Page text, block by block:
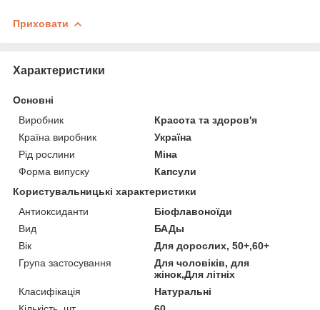
Приховати
Характеристики
Основні
Виробник
Красота та здоров'я
Країна виробник
Україна
Рід рослини
Міна
Форма випуску
Капсули
Користувальницькі характеристики
Антиоксиданти
Біофлавоноїди
Вид
БАДы
Вік
Для дорослих, 50+,60+
Група застосування
Для чоловіків, для
жінок,Для літніх
Класифікація
Натуральні